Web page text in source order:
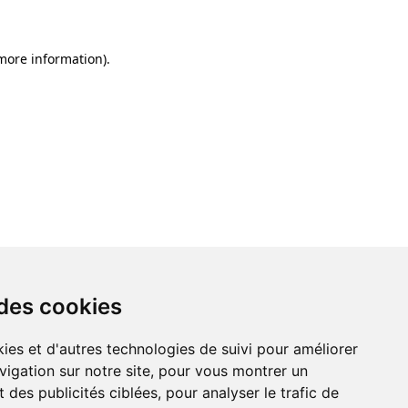
cookies
et d'autres technologies de suivi pour améliorer
sur notre site, pour vous montrer un
des publicités ciblées, pour analyser le trafic de
information).